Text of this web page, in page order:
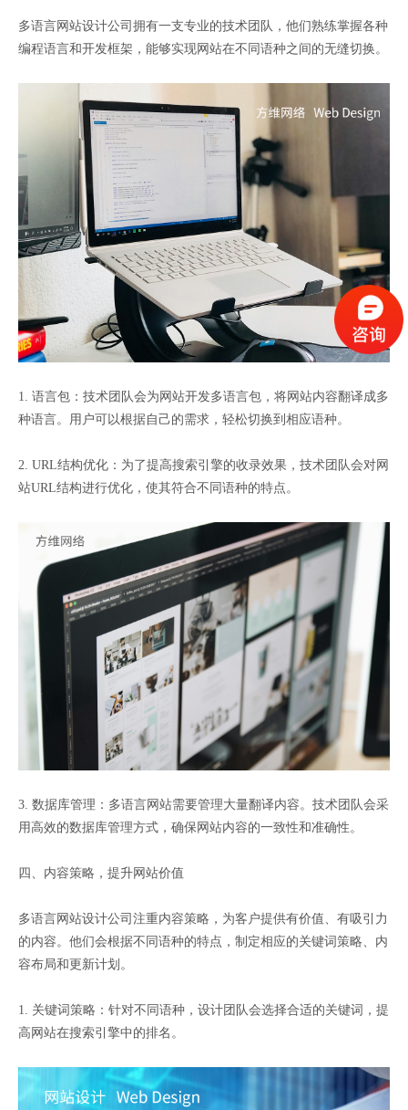
多语言网站设计公司拥有一支专业的技术团队，他们熟练掌握各种
编程语言和开发框架，能够实现网站在不同语种之间的无缝切换。
1. 语言包：技术团队会为网站开发多语言包，将网站内容翻译成多
种语言。用户可以根据自己的需求，轻松切换到相应语种。
2. URL结构优化：为了提高搜索引擎的收录效果，技术团队会对网
站URL结构进行优化，使其符合不同语种的特点。
3. 数据库管理：多语言网站需要管理大量翻译内容。技术团队会采
用高效的数据库管理方式，确保网站内容的一致性和准确性。
四、内容策略，提升网站价值
多语言网站设计公司注重内容策略，为客户提供有价值、有吸引力
的内容。他们会根据不同语种的特点，制定相应的关键词策略、内
容布局和更新计划。
1. 关键词策略：针对不同语种，设计团队会选择合适的关键词，提
高网站在搜索引擎中的排名。